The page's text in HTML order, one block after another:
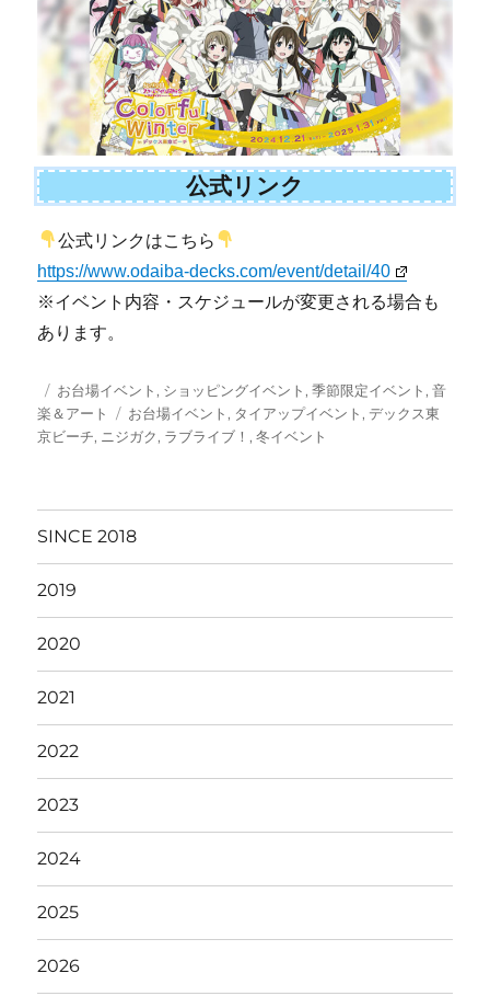
公式リンク
公式リンクはこちら
https://www.odaiba-decks.com/event/detail/40
※イベント内容・スケジュールが変更される場合も
あります。
投
稿
日:
カ
テ
ゴ
お台場イベント , ショッピングイベント ,季節限定イベント ,音
楽＆アート
タ
グ
お台場イベント , タイアップイベント ,デックス東
京ビーチ, ニジガク, ラブライブ！ ,冬イベント
SINCE 2018
2019
2020
2021
2022
2023
2024
2025
2026